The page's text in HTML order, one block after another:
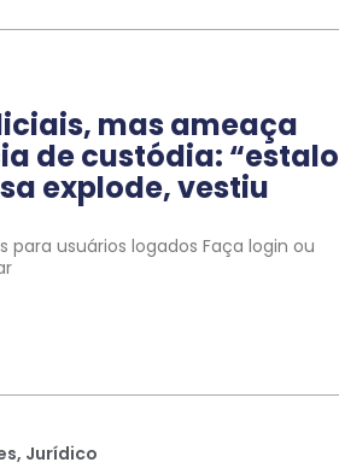
mas ameaça
de custódia: “estalo
explode, vestiu
usuários logados Faça login ou
, Jurídico